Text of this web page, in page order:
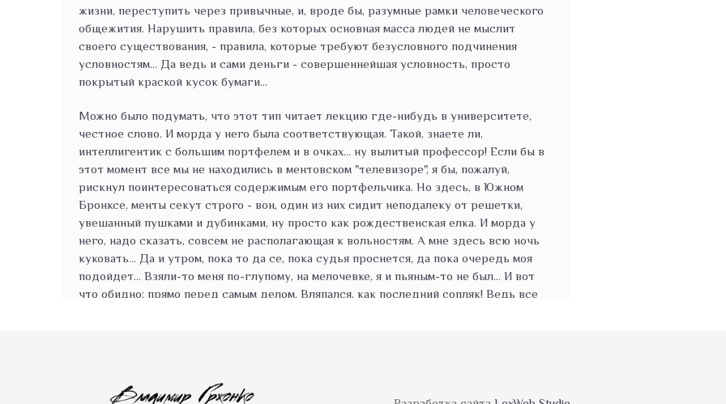
жизни, переступить через привычные, и, вроде бы, разумные рамки человеческого
общежития. Нарушить правила, без которых основная масса людей не мыслит
своего существования, - правила, которые требуют безусловного подчинения
условностям… Да ведь и сами деньги - совершеннейшая условность, просто
покрытый краской кусок бумаги...
Можно было подумать, что этот тип читает лекцию где-нибудь в университете,
честное слово. И морда у него была соответствующая. Такой, знаете ли,
интеллигентик с большим портфелем и в очках... ну вылитый профессор! Если бы в
этот момент все мы не находились в ментовском "телевизоре", я бы, пожалуй,
рискнул поинтересоваться содержимым его портфельчика. Но здесь, в Южном
Бронксе, менты секут строго - вон, один из них сидит неподалеку от решетки,
увешанный пушками и дубинками, ну просто как рождественская елка. И морда у
него, надо сказать, совсем не располагающая к вольностям. А мне здесь всю ночь
куковать... Да и утром, пока то да се, пока судья проснется, да пока очередь моя
подойдет... Взяли-то меня по-глупому, на мелочевке, я и пьяным-то не был… И вот
что обидно: прямо перед самым делом. Вляпался, как последний сопляк! Ведь все
- Самое удивительное то, что именно условные законы нашего с вами